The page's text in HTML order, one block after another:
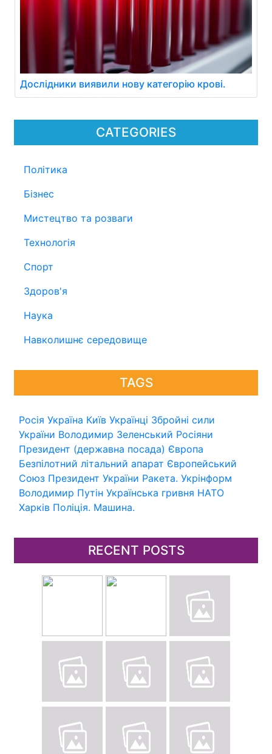
CATEGORIES
Політика
Бізнес
Мистецтво та розваги
Технологія
Спорт
Здоров'я
Наука
Навколишнє середовище
TAGS
Росія Україна Київ Українці Збройні сили
України Володимир Зеленський Росіяни
Президент (державна посада) Європа
Безпілотний літальний апарат Європейський
Союз Президент України Ракета. Укрінформ
Володимир Путін Українська гривня НАТО
Харків Поліція. Машина.
RECENT POSTS
Дослідники виявили нову категорію крові.